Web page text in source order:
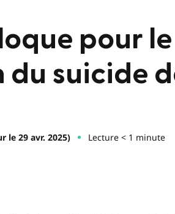
pour
du suicide
le 29 avr. 2025) Lecture < 1 minute